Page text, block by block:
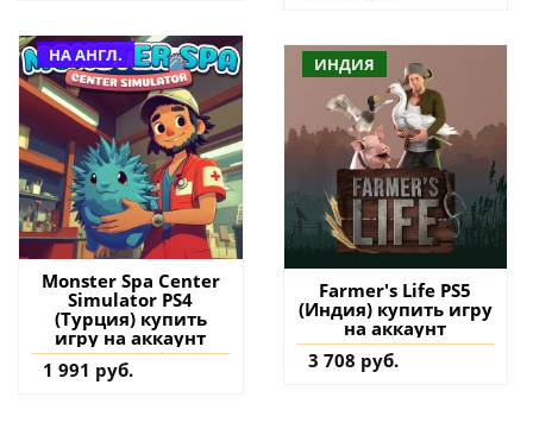
НА АНГЛ.
Monster Spa Center
Simulator PS4
(Турция) купить
игру на аккаунт
1 991 руб.
ИНДИЯ
Farmer's Life PS5
(Индия) купить игру
на аккаунт
3 708 руб.